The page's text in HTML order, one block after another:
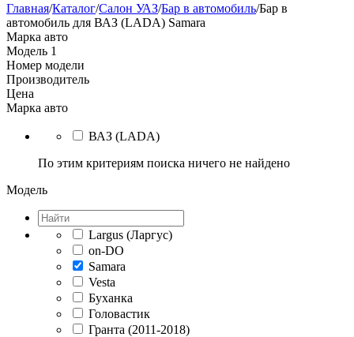
Главная/Каталог/Салон УАЗ/Бар в автомобиль/Бар в
автомобиль для ВАЗ (LADA) Samara
Марка авто
Модель 1
Номер модели
Производитель
Цена
Марка авто
ВАЗ (LADA)
По этим критериям поиска ничего не найдено
Модель
Largus (Ларгус)
on-DO
Samara
Vesta
Буханка
Головастик
Гранта (2011-2018)